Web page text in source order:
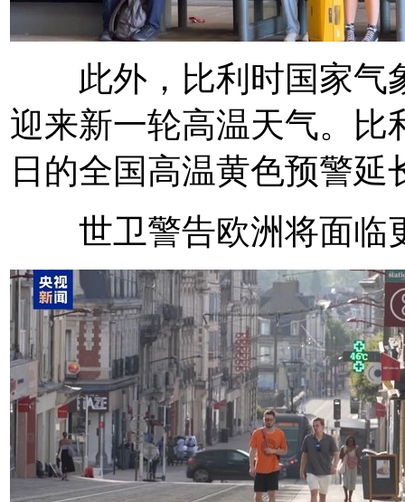
此外，比利时国家气
迎来新一轮高温天气。比
日的全国高温黄色预警延
世卫警告欧洲将面临